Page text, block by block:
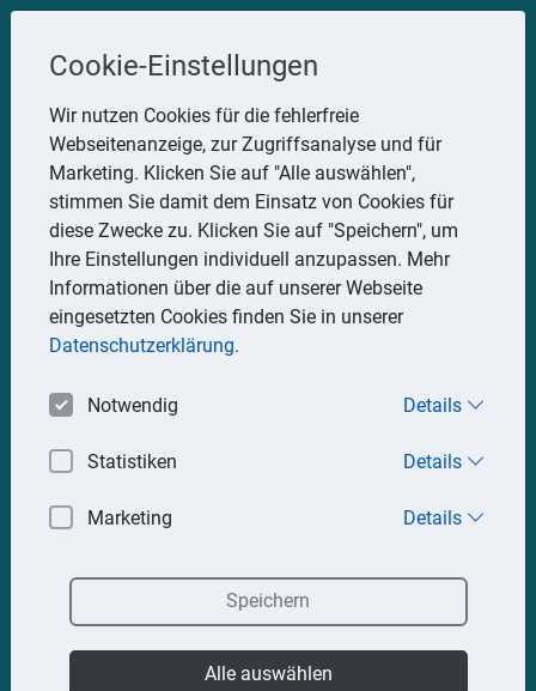
Steuerberater
Uwe Glauner
Erlachstraße 28, 75217 Birkenfeld
Telefon: 07082 7935533
Mobil: 0151 15330111
E-Mail:stbglauner@t-online.de
Impressum Datenschutz
Cookie-Einstellungen
Wir nutzen Cookies für die fehlerfreie
Webseitenanzeige, zur Zugriffsanalyse und für
Marketing. Klicken Sie auf "Alle auswählen",
stimmen Sie damit dem Einsatz von Cookies für
diese Zwecke zu. Klicken Sie auf "Speichern", um
Ihre Einstellungen individuell anzupassen. Mehr
Informationen über die auf unserer Webseite
eingesetzten Cookies finden Sie in unserer
Datenschutzerklärung.
Notwendig Details
Statistiken Details
Marketing Details
Speichern
Alle auswählen